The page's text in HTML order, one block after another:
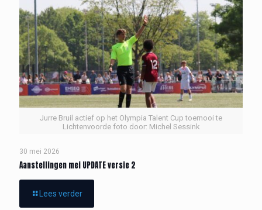
Jurre Bruil actief op het Olympia Talent Cup toernooi te
Lichtenvoorde foto door: Michel Sessink
30 mei 2026
Aanstellingen mei UPDATE versie 2
Lees verder